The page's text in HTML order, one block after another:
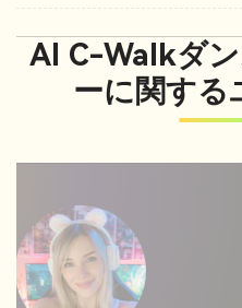
AI C-Walkダ
ーに関する